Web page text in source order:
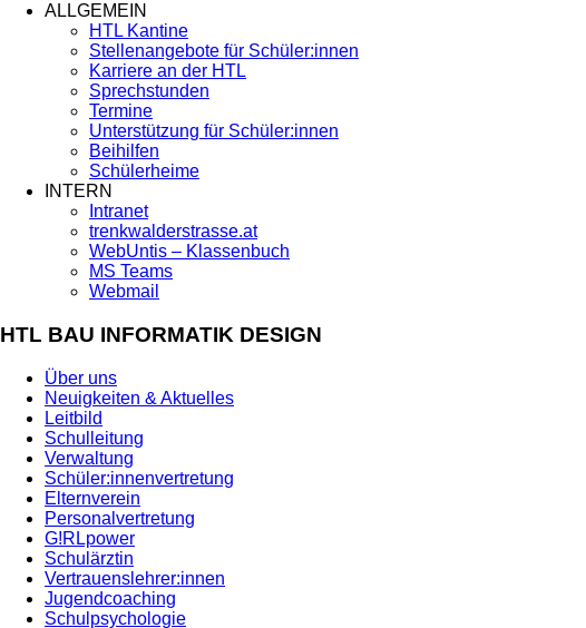
ALLGEMEIN
HTL Kantine
Stellenangebote für Schüler:innen
Karriere an der HTL
Sprechstunden
Termine
Unterstützung für Schüler:innen
Beihilfen
Schülerheime
INTERN
Intranet
trenkwalderstrasse.at
WebUntis – Klassenbuch
MS Teams
Webmail
HTL BAU INFORMATIK DESIGN
Über uns
Neuigkeiten & Aktuelles
Leitbild
Schulleitung
Verwaltung
Schüler:innenvertretung
Elternverein
Personalvertretung
G!RLpower
Schulärztin
Vertrauenslehrer:innen
Jugendcoaching
Schulpsychologie